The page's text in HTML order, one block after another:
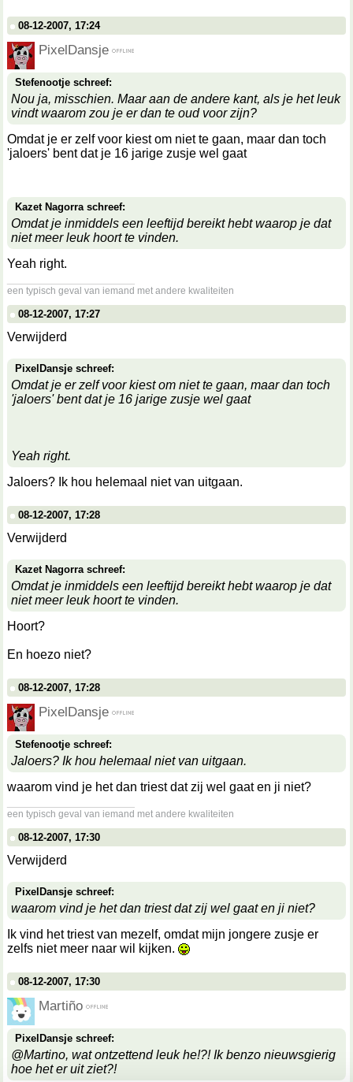
08-12-2007, 17:24
PixelDansje
Stefenootje schreef:
Nou ja, misschien. Maar aan de andere kant, als je het leuk
vindt waarom zou je er dan te oud voor zijn?
Omdat je er zelf voor kiest om niet te gaan, maar dan toch
'jaloers' bent dat je 16 jarige zusje wel gaat
Kazet Nagorra schreef:
Omdat je inmiddels een leeftijd bereikt hebt waarop je dat
niet meer leuk hoort te vinden.
Yeah right.
een typisch geval van iemand met andere kwaliteiten
08-12-2007, 17:27
Verwijderd
PixelDansje schreef:
Omdat je er zelf voor kiest om niet te gaan, maar dan toch
'jaloers' bent dat je 16 jarige zusje wel gaat
Yeah right.
Jaloers? Ik hou helemaal niet van uitgaan.
08-12-2007, 17:28
Verwijderd
Kazet Nagorra schreef:
Omdat je inmiddels een leeftijd bereikt hebt waarop je dat
niet meer leuk hoort te vinden.
Hoort?
En hoezo niet?
08-12-2007, 17:28
PixelDansje
Stefenootje schreef:
Jaloers? Ik hou helemaal niet van uitgaan.
waarom vind je het dan triest dat zij wel gaat en ji niet?
een typisch geval van iemand met andere kwaliteiten
08-12-2007, 17:30
Verwijderd
PixelDansje schreef:
waarom vind je het dan triest dat zij wel gaat en ji niet?
Ik vind het triest van mezelf, omdat mijn jongere zusje er
zelfs niet meer naar wil kijken.
08-12-2007, 17:30
Martiño
PixelDansje schreef:
@Martino, wat ontzettend leuk he!?! Ik benzo nieuwsgierig
hoe het er uit ziet?!